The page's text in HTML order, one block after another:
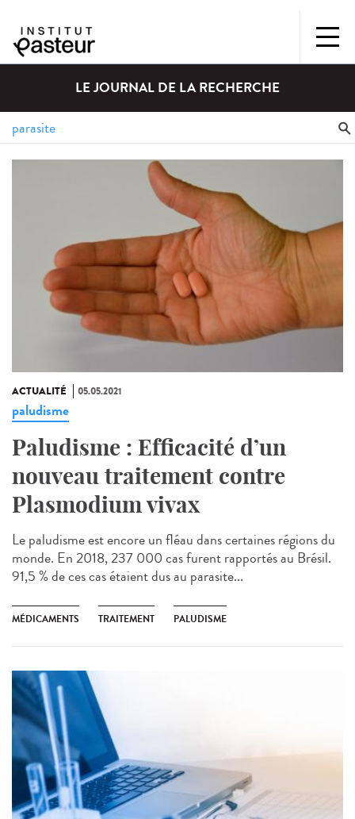
LE JOURNAL DE LA RECHERCHE
ACTUALITÉ 05.05.2021
paludisme
Paludisme : Efficacité d’un
nouveau traitement contre
Plasmodium vivax
Le paludisme est encore un fléau dans certaines régions du
monde. En 2018, 237 000 cas furent rapportés au Brésil.
91,5 % de ces cas étaient dus au parasite...
MÉDICAMENTS TRAITEMENT PALUDISME